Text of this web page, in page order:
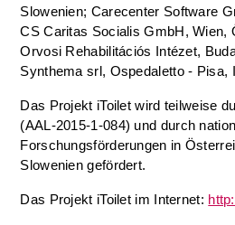
Slowenien; Carecenter Software
CS Caritas Socialis GmbH, Wien,
Orvosi Rehabilitációs Intézet,
Synthema srl, Ospedaletto - Pisa,
Das Projekt iToilet wird teilweise
(AAL-2015-1-084) und durch
Forschungsförderungen in
Slowenien gefördert.
Das Projekt iToilet im Internet: